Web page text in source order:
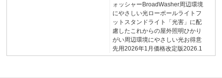
ォッシャーBroadWasher周辺環境
にやさしい光ローポールライトフ
ットスタンドライト「光害」に配
慮したこれからの屋外照明ひかり
がい周辺環境にやさしい光お得意
先用2026年1月価格改定版2026.1